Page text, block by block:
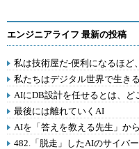
エンジニアライフ 最新の投稿
私は技術屋だ-便利になるほど
私たちはデジタル世界で生き
AIにDB設計を任せるとは、ど
最後には離れていくAI
AIを「答えを教える先生」か
482.「脱走」したAIのサイバ